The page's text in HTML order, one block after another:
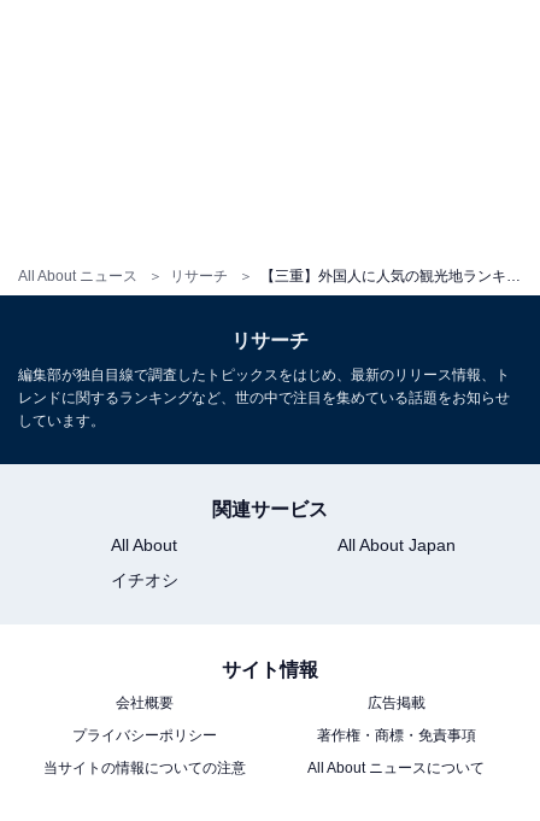
All About ニュース リサーチ
リサーチ
編集部が独自目線で調査したトピックスをはじめ、最新のリリース情報、ト
レンドに関するランキングなど、世の中で注目を集めている話題をお知らせ
しています。
関連サービス
All About
All About Japan
イチオシ
サイト情報
会社概要
広告掲載
プライバシーポリシー
著作権・商標・免責事項
当サイトの情報についての注意
All About ニュースについて